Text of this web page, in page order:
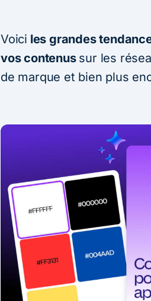
Voici les grandes
vos contenus sur les
de marque et bien plus